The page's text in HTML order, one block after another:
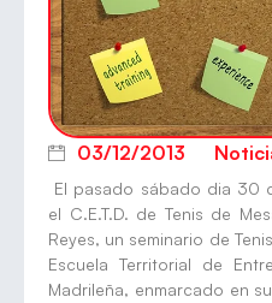
03/12/2013
El pasado sábado dia 30
el C.E.T.D. de Tenis de
Reyes, un seminario de
Escuela Territorial de
Madrileña, enmarcado en